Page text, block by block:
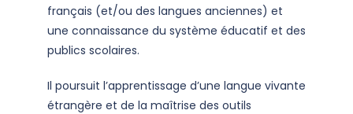
français (et/ou des langues anciennes) et
une connaissance du système éducatif et des
publics scolaires.
Il poursuit l’apprentissage d’une langue vivante
étrangère et de la maîtrise des outils